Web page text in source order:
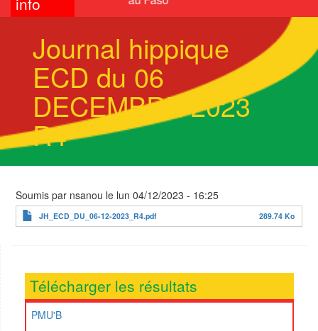
Journal hippique
ECD du 06
DECEMBRE 2023
R4
Soumis par nsanou le lun 04/12/2023 - 16:25
JH_ECD_DU_06-12-2023_R4.pdf 289.74 Ko
Télécharger les résultats
PMU'B